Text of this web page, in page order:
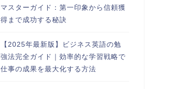
マスターガイド：第一印象から信頼獲
得まで成功する秘訣
【2025年最新版】ビジネス英語の勉
強法完全ガイド｜効率的な学習戦略で
仕事の成果を最大化する方法